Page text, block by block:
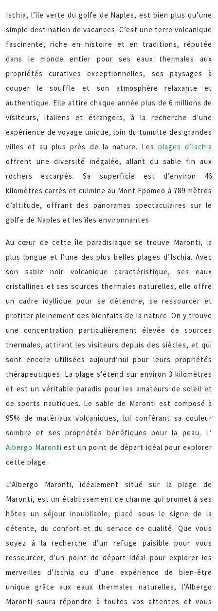
Ischia, l’île verte du golfe de Naples, est bien plus qu’une
simple destination de vacances. C’est une terre volcanique
fascinante, riche en histoire et en traditions, réputée
dans le monde entier pour ses eaux thermales aux
propriétés curatives exceptionnelles, ses paysages à
couper le souffle et son atmosphère relaxante et
authentique. Elle attire chaque année plus de 6 millions de
visiteurs, italiens et étrangers, à la recherche d’une
expérience de voyage unique, loin du tumulte des grandes
villes et au plus près de la nature. Les plages d’Ischia
offrent une diversité inégalée, allant du sable fin aux
rochers escarpés. Sa superficie est d’environ 46
kilomètres carrés et culmine au Mont Epomeo à 789 mètres
d’altitude, offrant des panoramas spectaculaires sur le
golfe de Naples et les îles environnantes.
Au cœur de cette île paradisiaque se trouve Maronti, la
plus longue et l’une des plus belles plages d’Ischia. Avec
son sable noir volcanique caractéristique, ses eaux
cristallines et ses sources thermales naturelles, elle offre
un cadre idyllique pour se détendre, se ressourcer et
profiter pleinement des bienfaits de la nature. On y trouve
une concentration particulièrement élevée de sources
thermales, attirant les visiteurs depuis des siècles, et qui
sont encore utilisées aujourd’hui pour leurs propriétés
thérapeutiques. La plage s’étend sur environ 3 kilomètres
et est un véritable paradis pour les amateurs de soleil et
de sports nautiques. Le sable de Maronti est composé à
95% de matériaux volcaniques, lui conférant sa couleur
sombre et ses propriétés bénéfiques pour la peau. L’
Albergo Marontiest un point de départ idéal pour explorer
cette plage.
L’Albergo Maronti, idéalement situé sur la plage de
Maronti, est un établissement de charme qui promet à ses
hôtes un séjour inoubliable, placé sous le signe de la
détente, du confort et du service de qualité. Que vous
soyez à la recherche d’un refuge paisible pour vous
ressourcer, d’un point de départ idéal pour explorer les
merveilles d’Ischia ou d’une expérience de bien-être
unique grâce aux eaux thermales naturelles, l’Albergo
Maronti saura répondre à toutes vos attentes et vous